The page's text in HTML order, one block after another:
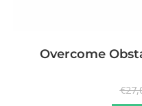
Overcome
€